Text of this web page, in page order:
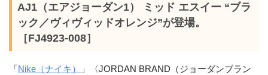
AJ1（エアジョーダン1） ミッド エスイー “ブラ
ック／ヴィヴィッドオレンジ”が登場。
［FJ4923-008］
「 Nike（ナイキ）
」〈JORDAN BRAND（ジョーダンブラン